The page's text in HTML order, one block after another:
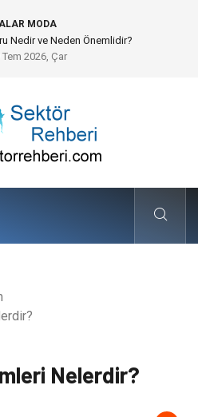
MODA
Nedir ve Neden Önemlidir?
Tem 2026, Çar
Nelerdir?